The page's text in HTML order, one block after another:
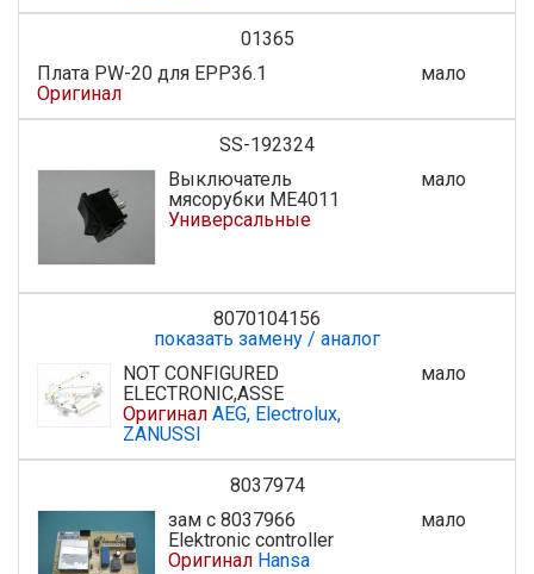
01365
Плата PW-20 для EPP36.1
Оригинал
мало
SS-192324
Выключатель
мясорубки ME4011
Универсальные
мало
8070104156
показать замену / аналог
NOT CONFIGURED
ELECTRONIC,ASSE
Оригинал AEG, Electrolux,
ZANUSSI
мало
8037974
зам с 8037966
Elektronic controller
Оригинал Hansa
мало